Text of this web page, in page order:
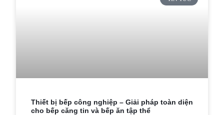
Thiết bị bếp công nghiệp – Giải pháp toàn diện
cho bếp căng tin và bếp ăn tập thể